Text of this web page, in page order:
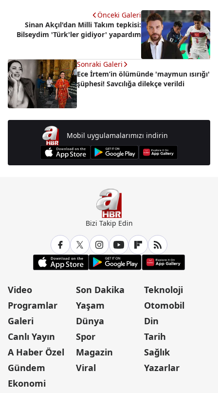
Önceki Galeri
Sinan Akçıl'dan Milli Takım tepkisi:
Bilseydim 'Türk'ler gidiyor' yapardım
Sonraki Galeri
Ece İrtem’in ölümünde 'maymun ısırığı'
şüphesi! Savcılığa dilekçe verildi
Mobil uygulamalarımızı indirin
Bizi Takip Edin
Video
Programlar
Galeri
Canlı Yayın
A Haber Özel
Gündem
Ekonomi
Son Dakika
Yaşam
Dünya
Spor
Magazin
Viral
Teknoloji
Otomobil
Din
Tarih
Sağlık
Yazarlar